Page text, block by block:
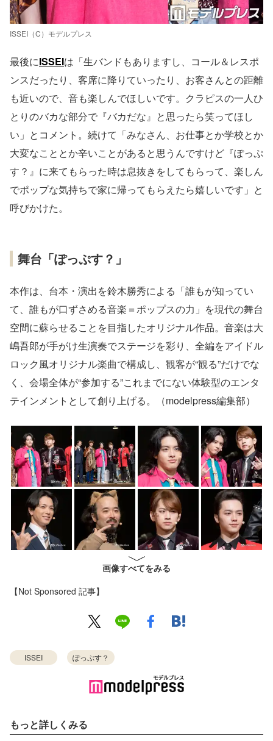
ISSEI（C）モデルプレス
最後にISSEIは「生バンドもありますし、コール＆レスポ
ンスだったり、客席に降りていったり、お客さんとの距離
も近いので、音も楽しんでほしいです。クラピスの一人ひ
とりのバカな部分で『バカだな』と思ったら笑ってほし
い」とコメント。続けて「みなさん、お仕事とか学校とか
大変なこととか辛いことがあると思うんですけど『ぽっぷ
す？』に来てもらった時は息抜きをしてもらって、楽しん
でポップな気持ちで家に帰ってもらえたら嬉しいです」と
呼びかけた。
舞台「ぽっぷす？」
本作は、台本・演出を鈴木勝秀による「誰もが知ってい
て、誰もが口ずさめる音楽＝ポップスの力」を現代の舞台
空間に蘇らせることを目指したオリジナル作品。音楽は大
嶋吾郎が手がけ生演奏でステージを彩り、全編をアイドル
ロック風オリジナル楽曲で構成し、観客が“観る”だけでな
く、会場全体が“参加する”これまでにない体験型のエンタ
テインメントとして創り上げる。（modelpress編集部）
画像すべてをみる
【Not Sponsored 記事】
ISSEI ぽっぷす？
もっと詳しくみる